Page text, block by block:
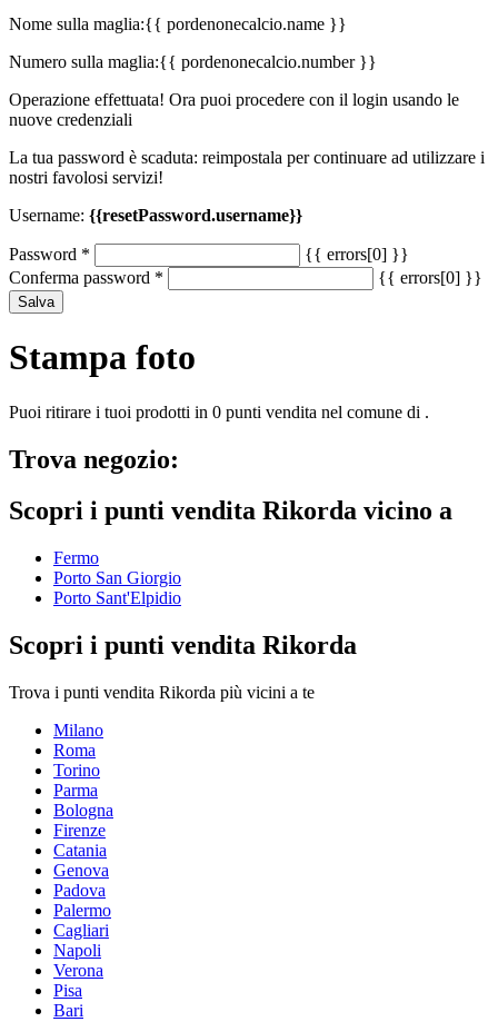
Nome sulla maglia:{{ pordenonecalcio.name }}
Numero sulla maglia:{{ pordenonecalcio.number }}
Operazione effettuata! Ora puoi procedere con il login usando le
nuove credenziali
La tua password è scaduta: reimpostala per continuare ad utilizzare i
nostri favolosi servizi!
Username: {{resetPassword.username}}
Password *
{{ errors[0] }}
Conferma password * {{ errors[0] }}
Salva
Stampa foto
Puoi ritirare i tuoi prodotti in 0 punti vendita nel comune di .
Trova negozio:
Scopri i punti vendita Rikorda vicino a
Fermo
Porto San Giorgio
Porto Sant'Elpidio
Scopri i punti vendita Rikorda
Trova i punti vendita Rikorda più vicini a te
Milano
Roma
Torino
Parma
Bologna
Firenze
Catania
Genova
Padova
Palermo
Cagliari
Napoli
Verona
Pisa
Bari